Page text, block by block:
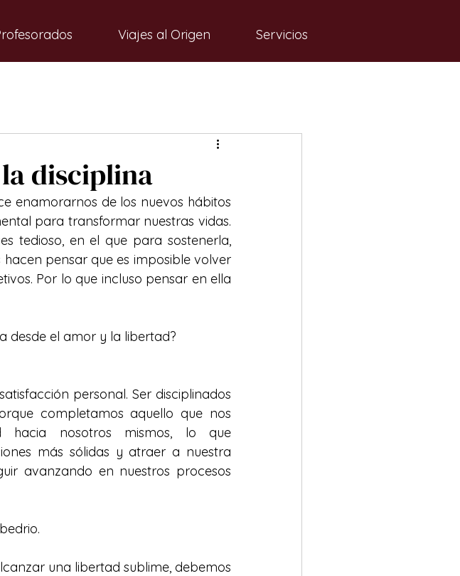
Viajes al Origen Servicios
disciplina
enamorarnos de los nuevos hábitos
para transformar nuestras vidas.
tedioso, en el que para sostenerla,
pensar que es imposible volver
Por lo que incluso pensar en ella
desde el amor y la libertad?
personal. Ser disciplinados
completamos aquello que nos
nosotros mismos, lo que
más sólidas y atraer a nuestra
avanzando en nuestros procesos
una libertad sublime, debemos